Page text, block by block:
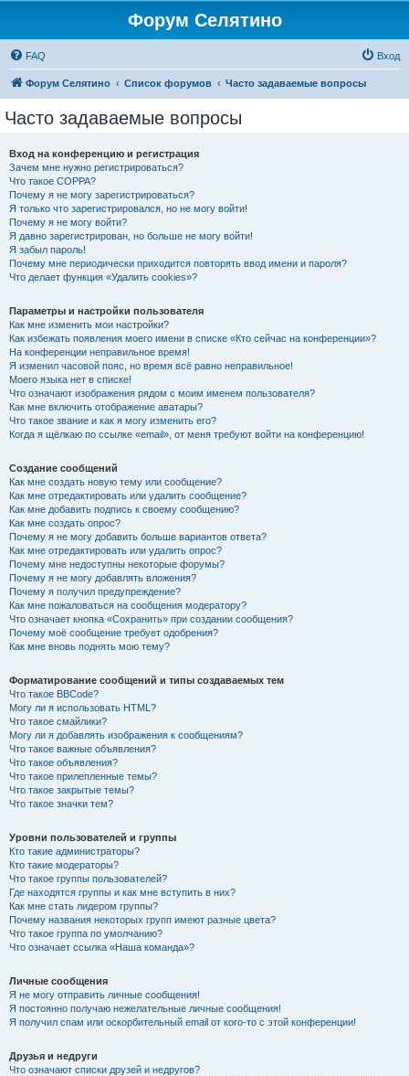
Форум Селятино
FAQ Вход
Форум Селятино Список форумов Часто задаваемые вопросы
Часто задаваемые вопросы
Вход на конференцию и регистрация
Зачем мне нужно регистрироваться?
Что такое COPPA?
Почему я не могу зарегистрироваться?
Я только что зарегистрировался, но не могу войти!
Почему я не могу войти?
Я давно зарегистрирован, но больше не могу войти!
Я забыл пароль!
Почему мне периодически приходится повторять ввод имени и пароля?
Что делает функция «Удалить cookies»?
Параметры и настройки пользователя
Как мне изменить мои настройки?
Как избежать появления моего имени в списке «Кто сейчас на конференции»?
На конференции неправильное время!
Я изменил часовой пояс, но время всё равно неправильное!
Моего языка нет в списке!
Что означают изображения рядом с моим именем пользователя?
Как мне включить отображение аватары?
Что такое звание и как я могу изменить его?
Когда я щёлкаю по ссылке «email», от меня требуют войти на конференцию!
Создание сообщений
Как мне создать новую тему или сообщение?
Как мне отредактировать или удалить сообщение?
Как мне добавить подпись к своему сообщению?
Как мне создать опрос?
Почему я не могу добавить больше вариантов ответа?
Как мне отредактировать или удалить опрос?
Почему мне недоступны некоторые форумы?
Почему я не могу добавлять вложения?
Почему я получил предупреждение?
Как мне пожаловаться на сообщения модератору?
Что означает кнопка «Сохранить» при создании сообщения?
Почему моё сообщение требует одобрения?
Как мне вновь поднять мою тему?
Форматирование сообщений и типы создаваемых тем
Что такое BBCode?
Могу ли я использовать HTML?
Что такое смайлики?
Могу ли я добавлять изображения к сообщениям?
Что такое важные объявления?
Что такое объявления?
Что такое прилепленные темы?
Что такое закрытые темы?
Что такое значки тем?
Уровни пользователей и группы
Кто такие администраторы?
Кто такие модераторы?
Что такое группы пользователей?
Где находятся группы и как мне вступить в них?
Как мне стать лидером группы?
Почему названия некоторых групп имеют разные цвета?
Что такое группа по умолчанию?
Что означает ссылка «Наша команда»?
Личные сообщения
Я не могу отправить личные сообщения!
Я постоянно получаю нежелательные личные сообщения!
Я получил спам или оскорбительный email от кого-то с этой конференции!
Друзья и недруги
Что означают списки друзей и недругов?